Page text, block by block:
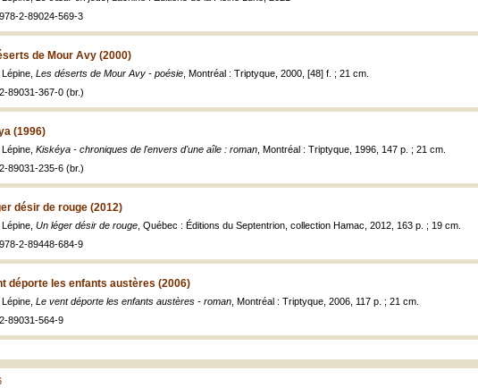
2-89024-569-3
de Mour Avy (2000)
Les déserts de Mour Avy - poésie , Montréal : Triptyque, 2000, [48] f. ; 21 cm.
89031-367-0 (br.)
(1996)
Kiskéya - chroniques de l'envers d'une aîle : roman , Montréal : Triptyque, 1996, 147 p. ; 21 cm.
89031-235-6 (br.)
désir de rouge (2012)
Un léger désir de rouge , Québec : Éditions du Septentrion, collection Hamac, 2012, 163 p. ; 19 cm.
2-89448-684-9
déporte les enfants austères (2006)
Le vent déporte les enfants austères - roman , Montréal : Triptyque, 2006, 117 p. ; 21 cm.
89031-564-9